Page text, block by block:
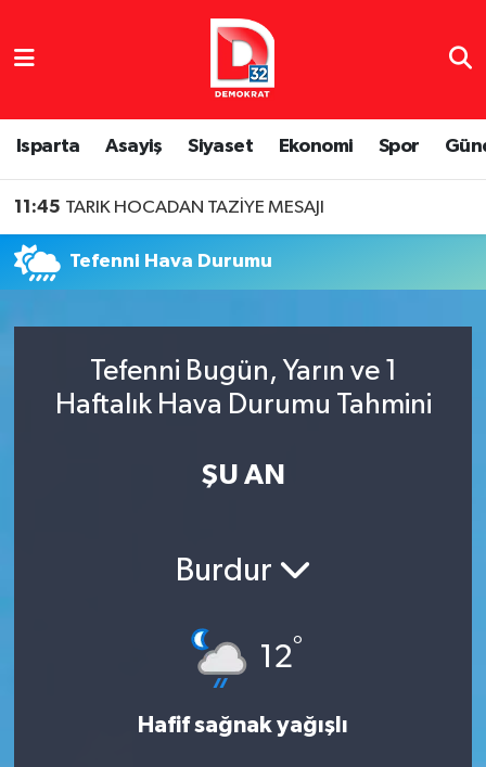
Isparta Asayiş Siyaset Ekonomi Spor
11:45 TARIK HOCADAN TAZİYE MESAJI
Tefenni Hava Durumu
Tefenni Bugün, Yarın ve 1
Haftalık Hava Durumu Tahmini
ŞU AN
Burdur
12°
Hafif sağnak yağışlı
Isparta Nöbetçi Eczaneler
Isparta Hava Durumu
Tüm Manşetler
Son Dakika Haberleri